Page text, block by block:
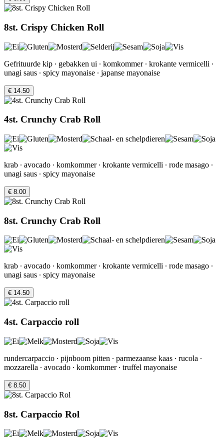
8st. Crispy Chicken Roll
Gefrituurde kip ∙ gebakken ui ∙ komkommer ∙ krokante vermicelli ∙
unagi saus ∙ spicy mayonaise ∙ japanse mayonaise
€ 14.50
4st. Crunchy Crab Roll
krab ∙ avocado ∙ komkommer ∙ krokante vermicelli ∙ rode masago ∙
unagi saus ∙ spicy mayonaise
€ 8.00
8st. Crunchy Crab Roll
krab ∙ avocado ∙ komkommer ∙ krokante vermicelli ∙ rode masago ∙
unagi saus ∙ spicy mayonaise
€ 14.50
4st. Carpaccio roll
rundercarpaccio ∙ pijnboom pitten ∙ parmezaanse kaas ∙ rucola ∙
mozzarella ∙ avocado ∙ komkommer ∙ truffel mayonaise
€ 8.50
8st. Carpaccio Rol